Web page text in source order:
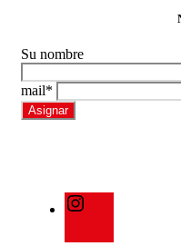
Su nombre
mail*